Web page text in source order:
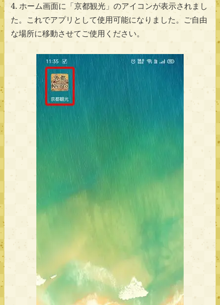
4. ホーム画面に「京都観光」のアイコンが表示されまし
た。これでアプリとして使用可能になりました。ご自由
な場所に移動させてご使用ください。